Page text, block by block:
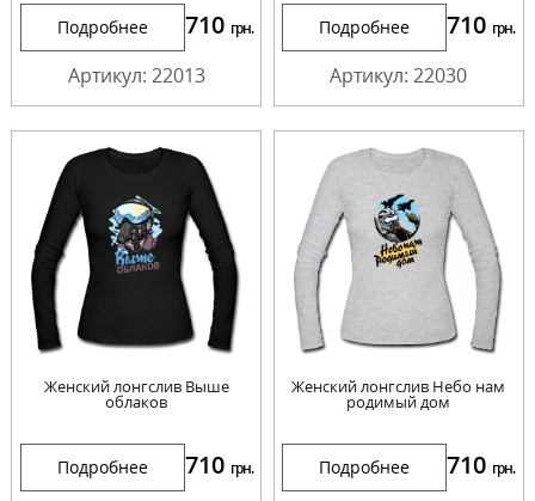
Подробнее 710 грн.
Артикул: 22013
Подробнее 710 грн.
Артикул: 22030
Женский лонгслив Выше
облаков
Подробнее 710 грн.
Женский лонгслив Небо нам
родимый дом
Подробнее 710 грн.